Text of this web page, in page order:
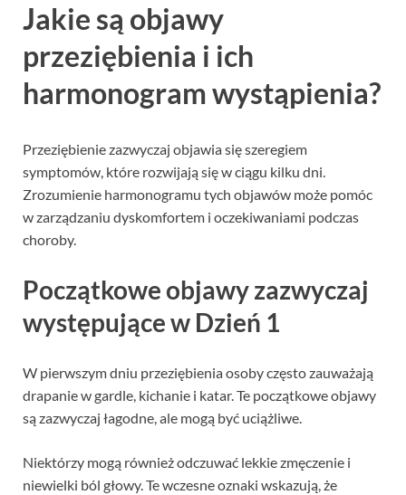
Jakie są objawy
przeziębienia i ich
harmonogram wystąpienia?
Przeziębienie zazwyczaj objawia się szeregiem
symptomów, które rozwijają się w ciągu kilku dni.
Zrozumienie harmonogramu tych objawów może pomóc
w zarządzaniu dyskomfortem i oczekiwaniami podczas
choroby.
Początkowe objawy zazwyczaj
występujące w Dzień 1
W pierwszym dniu przeziębienia osoby często zauważają
drapanie w gardle, kichanie i katar. Te początkowe objawy
są zazwyczaj łagodne, ale mogą być uciążliwe.
Niektórzy mogą również odczuwać lekkie zmęczenie i
niewielki ból głowy. Te wczesne oznaki wskazują, że